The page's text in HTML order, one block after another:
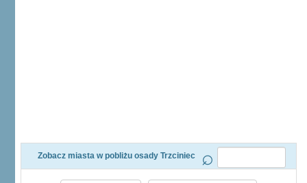
Zobacz miasta w pobliżu osady Trzciniec